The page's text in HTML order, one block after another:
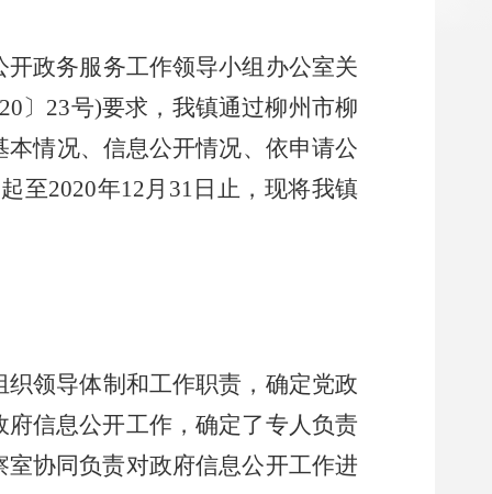
政务服务工作领导小组办公室关
〕 23号)要求，我镇通过柳州市柳
情况、信息公开情况、依申请公
至2020年12月 31 日止，现将我镇
领导体制和工作职责，确定党政
信息公开工作，确定了专人负责
协同负责对政府信息公开工作进